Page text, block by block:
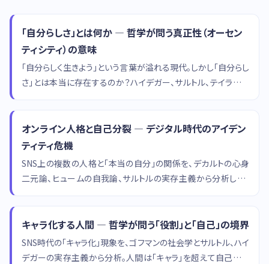
「自分らしさ」とは何か — 哲学が問う真正性（オーセン
ティシティ）の意味
「自分らしく生きよう」という言葉が溢れる現代。しかし「自分らし
さ」とは本当に存在するのか？ハイデガー、サルトル、テイラーの
オンライン人格と自己分裂 — デジタル時代のアイデン
ティティ危機
SNS上の複数の人格と「本当の自分」の関係を、デカルトの心身
二元論、ヒュームの自我論、サルトルの実存主義から分析し、デ
キャラ化する人間 — 哲学が問う「役割」と「自己」の境界
SNS時代の「キャラ化」現象を、ゴフマンの社会学とサルトル、ハイ
デガーの実存主義から分析。人間は「キャラ」を超えて自己であ